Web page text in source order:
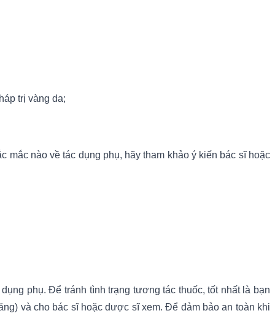
trị vàng da;
mắc nào về tác dụng phụ, hãy tham khảo ý kiến bác sĩ hoặc
phụ. Để tránh tình trạng tương tác thuốc, tốt nhất là bạn
và cho bác sĩ hoặc dược sĩ xem. Để đảm bảo an toàn khi